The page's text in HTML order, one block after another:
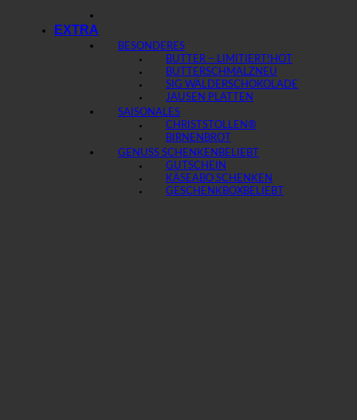
EXTRA
BESONDERES
BUTTER – LIMITIERT!
BUTTERSCHMALZ
SIG WÄLDERSCHOKOLADE
JAUSEN PLATTEN
SAISONALES
CHRISTSTOLLEN®
BIRNENBROT
GENUSS SCHENKEN
GUTSCHEIN
KÄSEABO SCHENKEN
GESCHENKBOX